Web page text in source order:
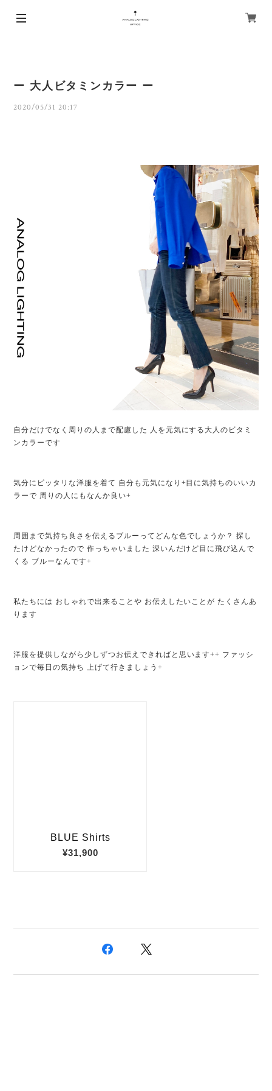
ー 大人ビタミンカラー ー
2020/05/31 20:17
自分だけでなく周りの人まで配慮した 人を元気にする大人のビタミ
ンカラーです
気分にピッタリな洋服を着て 自分も元気になり+目に気持ちのいいカ
ラーで 周りの人にもなんか良い+
周囲まで気持ち良さを伝えるブルーってどんな色でしょうか？ 探し
たけどなかったので 作っちゃいました 深いんだけど目に飛び込んで
くる ブルーなんです+
私たちには おしゃれで出来ることや お伝えしたいことが たくさんあ
ります
洋服を提供しながら少しずつお伝えできればと思います++ ファッシ
ョンで毎日の気持ち 上げて行きましょう+